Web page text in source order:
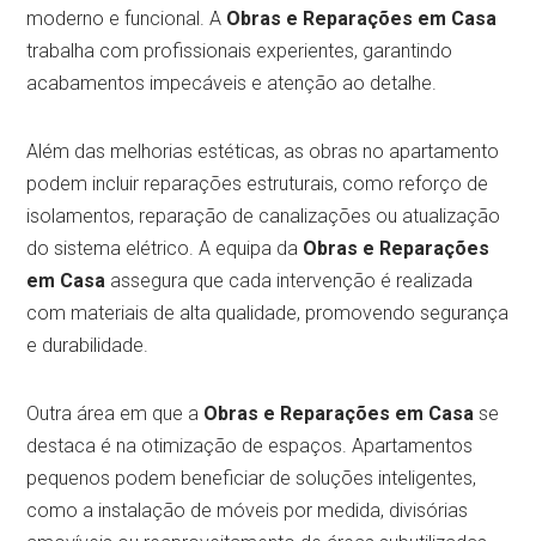
moderno e funcional. A Obras e Reparações em Casa
trabalha com profissionais experientes, garantindo
acabamentos impecáveis e atenção ao detalhe.
Além das melhorias estéticas, as obras no apartamento
podem incluir reparações estruturais, como reforço de
isolamentos, reparação de canalizações ou atualização
do sistema elétrico. A equipa da Obras e Reparações
em Casa assegura que cada intervenção é realizada
com materiais de alta qualidade, promovendo segurança
e durabilidade.
Outra área em que a Obras e Reparações em Casa se
destaca é na otimização de espaços. Apartamentos
pequenos podem beneficiar de soluções inteligentes,
como a instalação de móveis por medida, divisórias